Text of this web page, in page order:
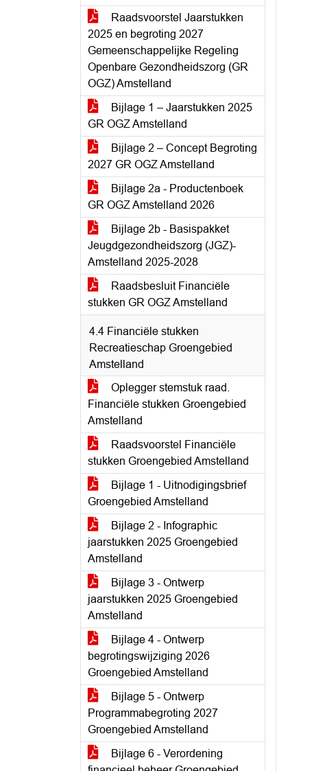
Raadsvoorstel Jaarstukken
2025 en begroting 2027
Gemeenschappelijke Regeling
Openbare Gezondheidszorg (GR
OGZ) Amstelland
Bijlage 1 – Jaarstukken 2025
GR OGZ Amstelland
Bijlage 2 – Concept Begroting
2027 GR OGZ Amstelland
Bijlage 2a - Productenboek
GR OGZ Amstelland 2026
Bijlage 2b - Basispakket
Jeugdgezondheidszorg (JGZ)-
Amstelland 2025-2028
Raadsbesluit Financiële
stukken GR OGZ Amstelland
4.4 Financiële stukken
Recreatieschap Groengebied
Amstelland
Oplegger stemstuk raad.
Financiële stukken Groengebied
Amstelland
Raadsvoorstel Financiële
stukken Groengebied Amstelland
Bijlage 1 - Uitnodigingsbrief
Groengebied Amstelland
Bijlage 2 - Infographic
jaarstukken 2025 Groengebied
Amstelland
Bijlage 3 - Ontwerp
jaarstukken 2025 Groengebied
Amstelland
Bijlage 4 - Ontwerp
begrotingswijziging 2026
Groengebied Amstelland
Bijlage 5 - Ontwerp
Programmabegroting 2027
Groengebied Amstelland
Bijlage 6 - Verordening